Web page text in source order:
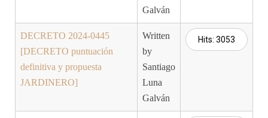
Galván
DECRETO 2024-0445
[DECRETO puntuación
definitiva y propuesta
JARDINERO]
Written
by
Santiago
Luna
Galván
Hits: 3053